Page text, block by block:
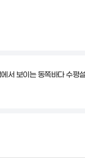
서 보이는 동쪽바다 수평